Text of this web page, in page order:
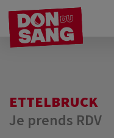
ETTELBRUCK
Je prends RDV